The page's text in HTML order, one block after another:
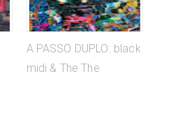
A PASSO DUPLO: black
midi & The The